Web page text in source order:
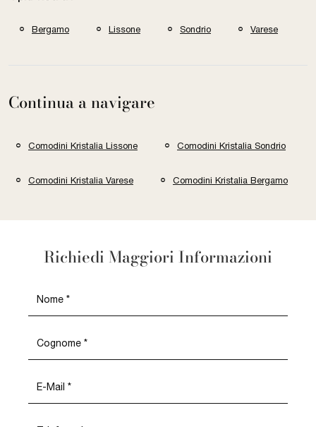
Bergamo Lissone Sondrio Varese
Continua a navigare
Comodini Kristalia Lissone Comodini Kristalia Sondrio
Comodini Kristalia Varese Comodini Kristalia Bergamo
Richiedi Maggiori Informazioni